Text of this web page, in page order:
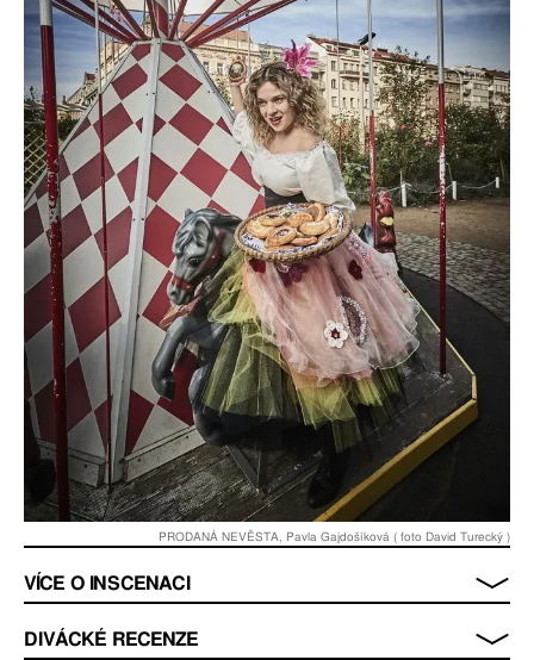
PRODANÁ NEVĚSTA, Pavla Gajdošíková ( foto David Turecký )
VÍCE O INSCENACI
DIVÁCKÉ RECENZE